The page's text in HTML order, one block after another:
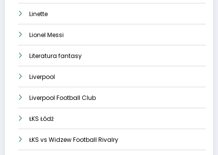
Linette
Lionel Messi
Literatura fantasy
Liverpool
Liverpool Football Club
ŁKS Łódź
ŁKS vs Widzew Football Rivalry